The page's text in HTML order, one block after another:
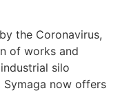
the Coronavirus,
of works and
silo
Symaga now offers